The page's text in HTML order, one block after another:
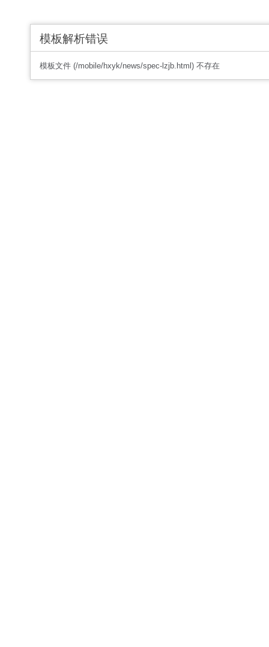
模板解析错误
模板文件 (/mobile/hxyk/news/spec-lzjb.html) 不存在